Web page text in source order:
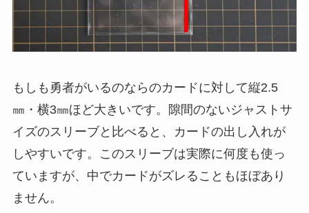
もしも勇者がいるのならのカードに対して縦2.5
㎜・横3㎜ほど大きいです。隙間のないジャストサ
イズのスリーブと比べると、カードの出し入れが
しやすいです。このスリーブは実際に何度も使っ
ていますが、中でカードがズレることもほぼあり
ません。